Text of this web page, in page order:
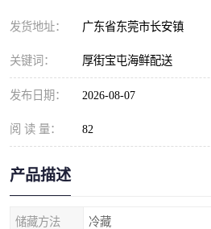
发货地址： 广东省东莞市长安镇
关键词： 厚街宝屯海鲜配送
发布日期： 2026-08-07
阅 读 量： 82
产品描述
储藏方法 冷藏